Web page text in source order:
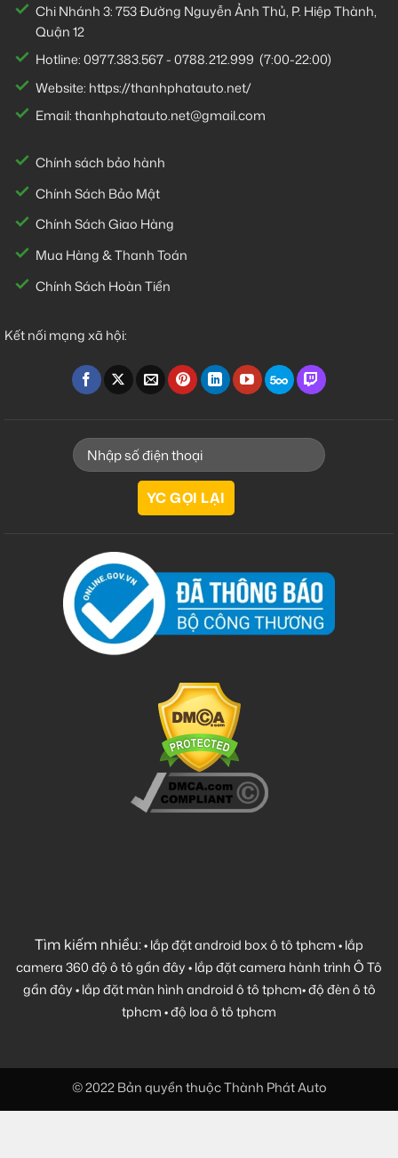
Chi Nhánh 3:753 Đường Nguyễn Ảnh Thủ, P. Hiệp Thành,
Quận 12
Hotline:0977.383.567-0788.212.999 (7:00-22:00)
Website: https://thanhphatauto.net/
Email:thanhphatauto.net@gmail.com
Chính sách bảo hành
Chính Sách Bảo Mật
Chính Sách Giao Hàng
Mua Hàng & Thanh Toán
Chính Sách Hoàn Tiền
Kết nối mạng xã hội:
Tìm kiếm nhiều:•lắp đặt android box ô tô tphcm•lắp
camera 360 độ ô tô gần đây•lắp đặt camera hành trình Ô Tô
gần đây•lắp đặt màn hình android ô tô tphcm•độ đèn ô tô
tphcm•độ loa ô tô tphcm
© 2022 Bản quyền thuộc Thành Phát Auto